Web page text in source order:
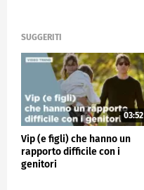
SUGGERITI
03:52
Vip (e figli) che hanno un
rapporto difficile con i
genitori